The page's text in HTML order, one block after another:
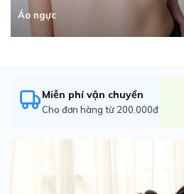
Áo ngực
Miễn phí vận chuyển
Cho đơn hàng từ 200.000đ